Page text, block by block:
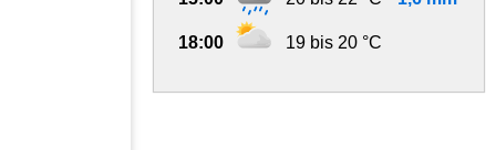
18:00 19 bis 20 °C